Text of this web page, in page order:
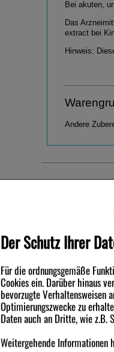
Der Schutz Ihrer
Für die ordnungsgemäße
Cookies ein. Darüber hinaus
bevorzugte Verhaltensweisen
Optimierungszwecke zu
Daten auch an Dritte, wie z.B.
Weitergehende Informationen
Bei akuten,
Das
extract bei
Hinweis:
Andere
Andere
Migräne 2,5 mg
-76,5%